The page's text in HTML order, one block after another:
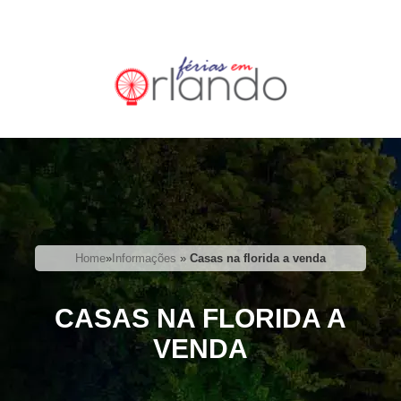
Home» Informações » Casas na florida a venda
CASAS NA FLORIDA A
VENDA